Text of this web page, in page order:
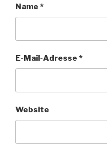
Name *
E-Mail-Adresse *
Website